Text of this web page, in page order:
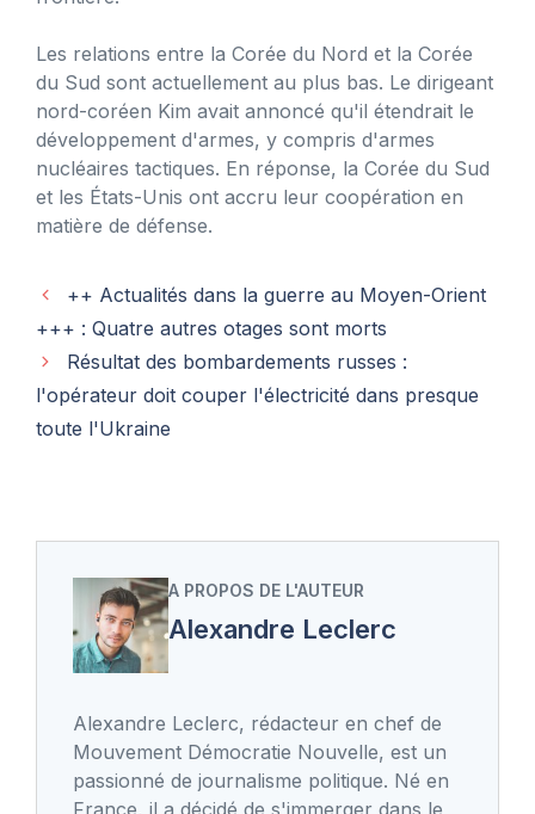
Les relations entre la Corée du Nord et la Corée
du Sud sont actuellement au plus bas. Le dirigeant
nord-coréen Kim avait annoncé qu'il étendrait le
développement d'armes, y compris d'armes
nucléaires tactiques. En réponse, la Corée du Sud
et les États-Unis ont accru leur coopération en
matière de défense.
++ Actualités dans la guerre au Moyen-Orient
+++ : Quatre autres otages sont morts
Résultat des bombardements russes :
l'opérateur doit couper l'électricité dans presque
toute l'Ukraine
A PROPOS DE L'AUTEUR
Alexandre Leclerc
Alexandre Leclerc, rédacteur en chef de
Mouvement Démocratie Nouvelle, est un
passionné de journalisme politique. Né en
France, il a décidé de s'immerger dans le